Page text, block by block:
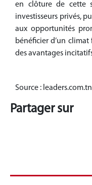
en clôture de cette
investisseurs privés,
aux opportunités
bénéficier d’un climat
des avantages
Source : leaders.com.tn
Partager sur